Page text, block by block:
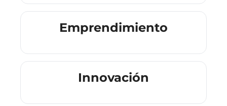
Emprendimiento
Innovación